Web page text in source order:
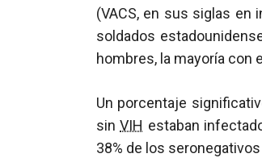
(VACS, en sus siglas
soldados
hombres, la mayoría con
Un porcentaje
sinVIH estaban
38% de los